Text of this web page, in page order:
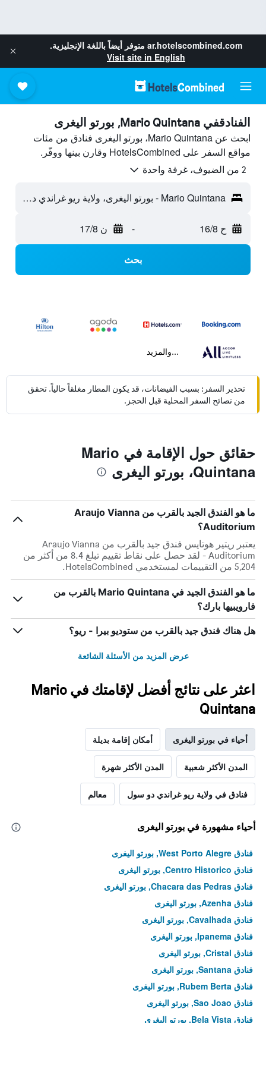
ar.hotelscombined.com متوفر أيضاً باللغة الإنجليزية.
Visit site in English
الفنادقفي Mario Quintana, بورتو اليغرى
ابحث عن Mario Quintana، بورتو اليغرى فنادق من مئات
مواقع السفر على HotelsCombined وقارن بينها ووفّر.
2 من الضيوف، غرفة واحدة
Mario Quintana - بورتو اليغرى، ولاية ريو غراندي دو سول، البرازيل
ح 16/8 - ن 17/8
بحث
...والمزيد
تحذير السفر: بسبب الفيضانات، قد يكون المطار مغلقاً حالياً. تحقق
من نصائح السفر المحلية قبل الحجز.
حقائق حول الإقامة في Mario
Quintana، بورتو اليغرى
ما هو الفندق الجيد بالقرب من Araujo Vianna
Auditorium؟
يعتبر ريتير هوتايس فندق جيد بالقرب من Araujo Vianna
Auditorium - لقد حصل على نقاط تقييم تبلغ 8.4 من أكثر من
5,204 من التقييمات لمستخدمي HotelsCombined.
ما هو الفندق الجيد في Mario Quintana بالقرب من
فارويبيها بارك؟
هل هناك فندق جيد بالقرب من ستوديو بيرا - ريو؟
عرض المزيد من الأسئلة الشائعة
اعثر على نتائج أفضل لإقامتك في Mario
Quintana
أحياء في بورتو اليغرى أمكان إقامة بديلة
المدن الأكثر شعبية المدن الأكثر شهرة
فنادق في ولاية ريو غراندي دو سول معالم
أحياء مشهورة في بورتو اليغرى
فنادق West Porto Alegre, بورتو اليغرى
فنادق Centro Historico, بورتو اليغرى
فنادق Chacara das Pedras, بورتو اليغرى
فنادق Azenha, بورتو اليغرى
فنادق Cavalhada, بورتو اليغرى
فنادق Ipanema, بورتو اليغرى
فنادق Cristal, بورتو اليغرى
فنادق Santana, بورتو اليغرى
فنادق Rubem Berta, بورتو اليغرى
فنادق Sao Joao, بورتو اليغرى
فنادق Bela Vista, بورتو اليغرى